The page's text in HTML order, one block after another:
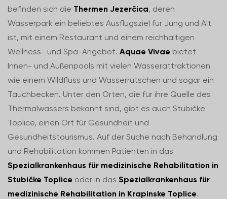
befinden sich die Thermen Jezerčica, deren
Wasserpark ein beliebtes Ausflugsziel für Jung und Alt
ist, mit einem Restaurant und einem reichhaltigen
Wellness- und Spa-Angebot. Aquae Vivae bietet
Innen- und Außenpools mit vielen Wasserattraktionen
wie einem Wildfluss und Wasserrutschen und sogar ein
Tauchbecken. Unter den Orten, die für ihre Quelle des
Thermalwassers bekannt sind, gibt es auch Stubičke
Toplice, einen Ort für Gesundheit und
Gesundheitstourismus. Auf der Suche nach Behandlung
und Rehabilitation kommen Patienten in das
Spezialkrankenhaus für medizinische Rehabilitation in
Stubičke Toplice oder in das Spezialkrankenhaus für
medizinische Rehabilitation in Krapinske Toplice.